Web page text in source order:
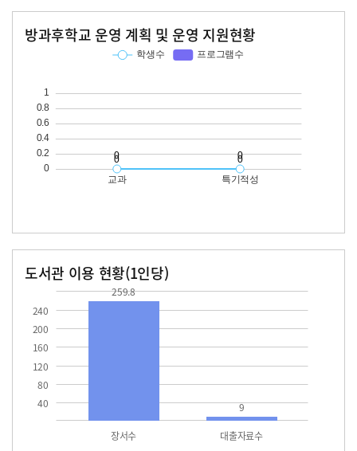
방과후학교 운영 계획 및 운영 지원현황
도서관 이용 현황(1인당)
40
80
120
160
200
240
장서수 대출자료수
259.8
9